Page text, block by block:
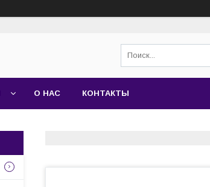
О НАС КОНТАКТЫ